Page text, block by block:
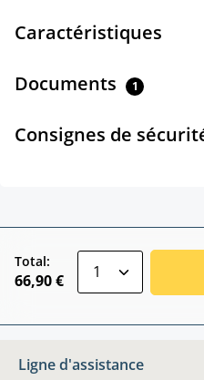
Caractéristiques
Documents 1
Consignes de
Total:
66,90 €
Ligne d'assistance